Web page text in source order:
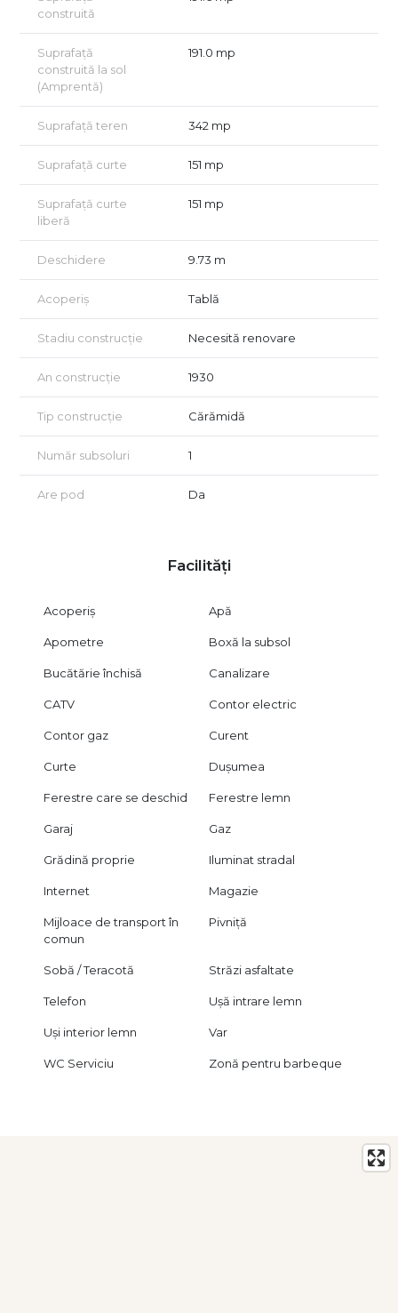
construită
Suprafață
construită la sol
(Amprentă)
191.0 mp
Suprafață teren 342 mp
Suprafață curte 151 mp
Suprafață curte
liberă
151 mp
Deschidere 9.73 m
Acoperiș Tablă
Stadiu construcție Necesită renovare
An construcție 1930
Tip construcție Cărămidă
Număr subsoluri 1
Are pod Da
Facilități
Acoperiș Apă
Apometre Boxă la subsol
Bucătărie închisă Canalizare
CATV Contor electric
Contor gaz Curent
Curte Dușumea
Ferestre care se deschid Ferestre lemn
Garaj Gaz
Grădină proprie Iluminat stradal
Internet Magazie
Mijloace de transport în
comun
Pivniță
Sobă / Teracotă Străzi asfaltate
Telefon Ușă intrare lemn
Uși interior lemn Var
WC Serviciu Zonă pentru barbeque